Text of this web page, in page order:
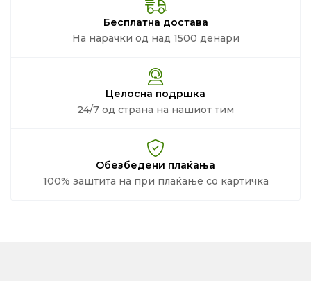
Бесплатна достава
На нарачки од над 1500 денари
Целосна подршка
24/7 од страна на нашиот тим
Обезбедени плаќања
100% заштита на при плаќање со картичка